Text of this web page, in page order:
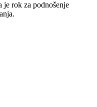
je rok za podnošenje